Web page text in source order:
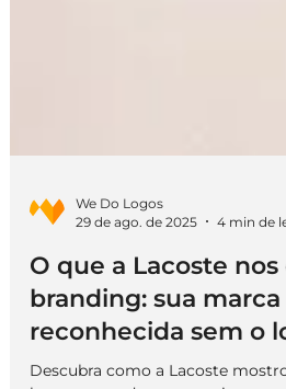
29 de ago. de 2025
4 min de
O que a Lacoste nos
branding: sua marca